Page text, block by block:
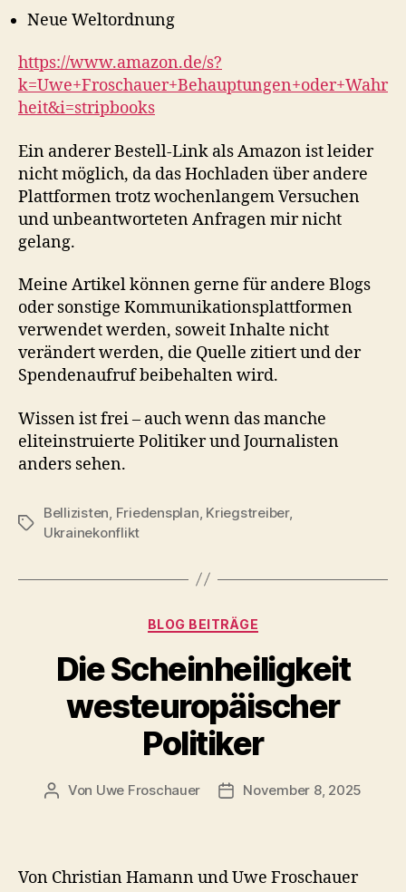
Neue Weltordnung
https://www.amazon.de/s?
k=Uwe+Froschauer+Behauptungen+oder+Wahr
heit&i=stripbooks
Ein anderer Bestell-Link als Amazon ist leider
nicht möglich, da das Hochladen über andere
Plattformen trotz wochenlangem Versuchen
und unbeantworteten Anfragen mir nicht
gelang.
Meine Artikel können gerne für andere Blogs
oder sonstige Kommunikationsplattformen
verwendet werden, soweit Inhalte nicht
verändert werden, die Quelle zitiert und der
Spendenaufruf beibehalten wird.
Wissen ist frei – auch wenn das manche
eliteinstruierte Politiker und Journalisten
anders sehen.
Schlagwörter
Bellizisten Friedensplan Kriegstreiber,
Ukrainekonflikt
Kategorien
BLOG BEITRÄGE
Die Scheinheiligkeit
westeuropäischer
Politiker
Beitragsautor
Von Uwe Froschauer Beitragsdatum
November 8, 2025
Von Christian Hamann und Uwe Froschauer